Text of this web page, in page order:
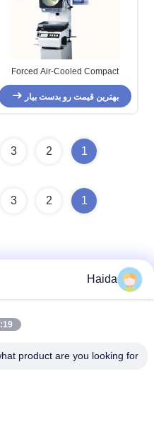
Forced Air-Cooled Compact
Optical Measure Machines For
Electronic Industrial
بهترین قیمت رو بدست بیار
1
2
3
1
2
3
آدرس
Haida
AM
product are you looking for?